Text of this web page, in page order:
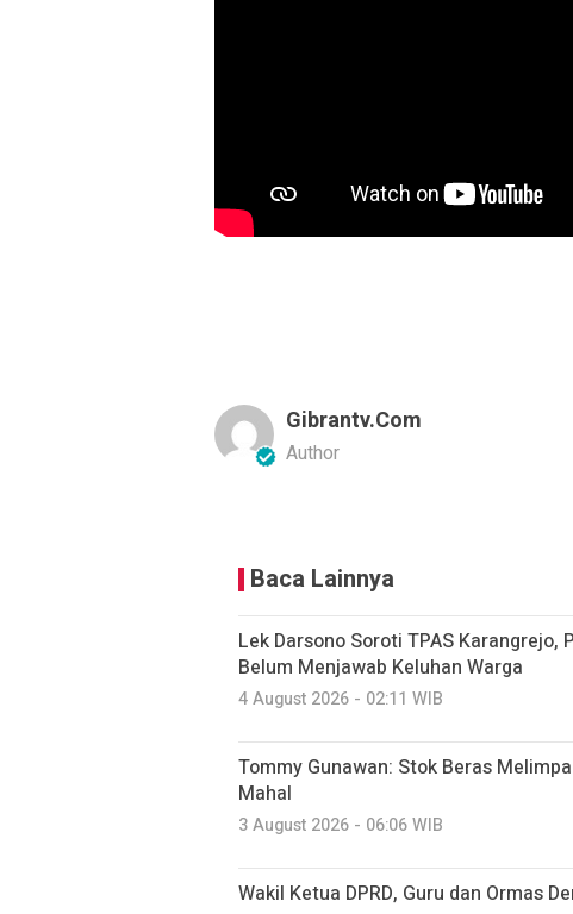
Gibrantv.com
Author
Baca Lainnya
Lek Darsono Soroti TPAS Karangrejo,
Belum Menjawab Keluhan Warga
4 August 2026 - 02:11 WIB
Tommy Gunawan: Stok Beras
Mahal
3 August 2026 - 06:06 WIB
Wakil Ketua DPRD, Guru dan Ormas